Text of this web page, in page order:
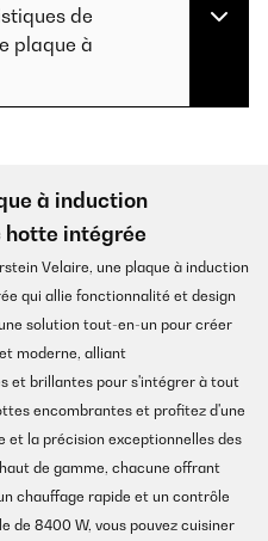
de
plaque à
à induction
hotte intégrée
Velaire, une plaque à induction
qui allie fonctionnalité et design
solution tout-en-un pour créer
moderne, alliant
et brillantes pour s'intégrer à tout
encombrantes et profitez d'une
et la précision exceptionnelles des
de gamme, chacune offrant
chauffage rapide et un contrôle
de 8400 W, vous pouvez cuisiner